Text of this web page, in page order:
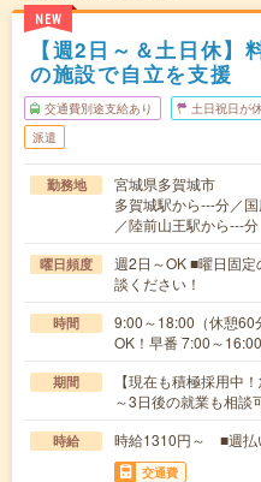
NEW
【週2日～＆土日休】
の施設で自立を支援
交通費別途支給あり 土日祝日が
派遣
勤務地
宮城県多賀城市
多賀城駅から---分／
／陸前山王駅から---分
曜日頻度
週2日～OK ■曜日固
談ください！
時間
9:00～18:00（休憩60
OK！早番 7:00～
期間
【現在も積極採用中
～3日後の就業も相談
時給 時給1310円～ ■週払
交通費